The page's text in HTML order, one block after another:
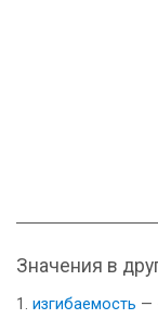
Значения в
изгибаемость —